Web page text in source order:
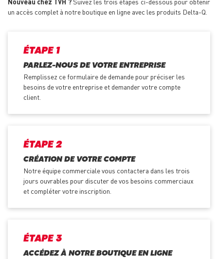
un accès complet à notre boutique en ligne avec les produits Delta-Q.
ÉTAPE 1
PARLEZ-NOUS DE VOTRE ENTREPRISE
Remplissez ce formulaire de demande pour préciser les
besoins de votre entreprise et demander votre compte
client.
ÉTAPE 2
CRÉATION DE VOTRE COMPTE
Notre équipe commerciale vous contactera dans les trois
jours ouvrables pour discuter de vos besoins commerciaux
et compléter votre inscription.
ÉTAPE 3
ACCÉDEZ À NOTRE BOUTIQUE EN LIGNE